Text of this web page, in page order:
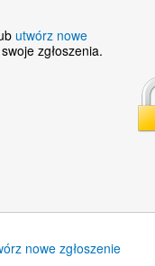
utwórz nowe
zgłoszenia.
nowe zgłoszenie